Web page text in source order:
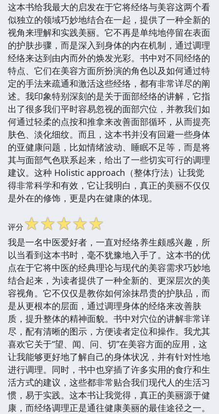
这本书给我最大的启发在于它将经络与美容这两个看
似独立的领域巧妙地结合在一起，提供了一种全新的
视角来理解和实践美丽。它不再是单纯地停留在表面
的护肤步骤，而是深入到身体的内在机制，通过调理
经络来达到由内而外的焕发光彩。书中对不同经络的
特点、它们在美容方面所扮演的角色以及如何通过特
定的手法来疏通和激活这些经络，都有非常详尽的阐
述。我印象特别深刻的是关于面部经络的讲解，它指
出了很多我们平时容易忽视的面部穴位，并教我们如
何通过轻柔的点按和推拿来改善面部循环，从而提亮
肤色、淡化细纹。而且，这本书并没有回避一些身体
的亚健康问题，比如情绪波动、睡眠不足等，而是将
其与面部气色联系起来，给出了一些切实可行的调理
建议。这种 Holistic approach（整体疗法）让我觉
得非常科学和有效，它让我明白，真正的美丽不仅仅
是外在的修饰，更是内在健康的体现。
评分☆☆☆☆☆
我是一名中医爱好者，一直对经络养生颇感兴趣，所
以当看到这本书时，毫不犹豫地入手了。这本书的优
点在于它将中医的经典理论与现代的美容需求巧妙地
结合起来，为读者提供了一种全新的、更深层次的美
容视角。它不仅仅是教你如何涂抹昂贵的护肤品，而
是从更根本的层面，通过调理身体的经络来改善肤
质，提升整体的精神面貌。书中对穴位的讲解非常详
尽，配有清晰的图示，方便读者定位和操作。我尤其
喜欢它关于“望、闻、问、切”在美容方面的应用，这
让我能够更好地了解自己的身体状况，并有针对性地
进行调理。同时，书中也穿插了许多实用的食疗和生
活方式的建议，这些都非常贴合我们现代人的生活习
惯，易于实践。这本书让我觉得，真正的美丽源于健
康，而经络调理正是通往健康美丽的最佳途径之一。